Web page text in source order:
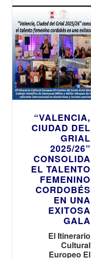
“VALENCIA,
CIUDAD DEL
GRIAL
2025/26”
CONSOLIDA
EL TALENTO
FEMENINO
CORDOBÉS
EN UNA
EXITOSA
GALA
El Itinerario
Cultural
Europeo El